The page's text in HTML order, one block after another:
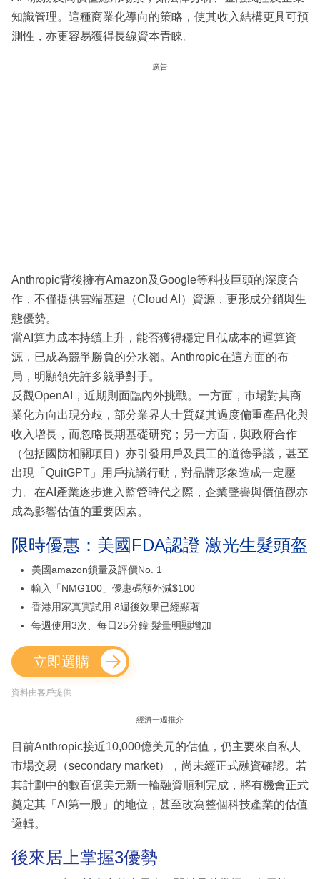
知識管理。這種商業化導向的策略，使其收入結構更具可預
測性，亦更容易獲得長線資本青睞。
廣告
Anthropic背後擁有Amazon及Google等科技巨頭的深度合
作，不僅提供雲端基建（Cloud AI）資源，更形成分銷與生
態優勢。
當AI算力成本持續上升，能否獲得穩定且低成本的運算資
源，已成為競爭勝負的分水嶺。Anthropic在這方面的布
局，明顯領先許多競爭對手。
反觀OpenAI，近期則面臨內外挑戰。一方面，市場對其商
業化方向出現分歧，部分業界人士質疑其過度偏重產品化與
收入增長，而忽略長期基礎研究；另一方面，與政府合作
（包括國防相關項目）亦引發用戶及員工的道德爭議，甚至
出現「QuitGPT」用戶抗議行動，對品牌形象造成一定壓
力。在AI產業逐步進入監管時代之際，企業聲譽與價值觀亦
成為影響估值的重要因素。
限時優惠：美國FDA認證 激光生髮頭盔
美國amazon鎖量及評價No. 1
輸入「NMG100」優惠碼額外減$100
香港用家真實試用 8週後效果已經顯著
每週使用3次、每日25分鐘 髮量明顯增加
立即選購
資料由客戶提供
經濟一週推介
目前Anthropic接近10,000億美元的估值，仍主要來自私人
市場交易（secondary market），尚未經正式融資確認。若
其計劃中的數百億美元新一輪融資順利完成，將有機會正式
奠定其「AI第一股」的地位，甚至改寫整個科技產業的估值
邏輯。
後來居上掌握3優勢